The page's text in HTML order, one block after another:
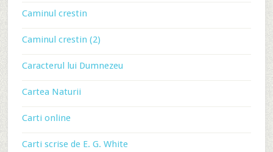
Caminul crestin
Caminul crestin (2)
Caracterul lui Dumnezeu
Cartea Naturii
Carti online
Carti scrise de E. G. White